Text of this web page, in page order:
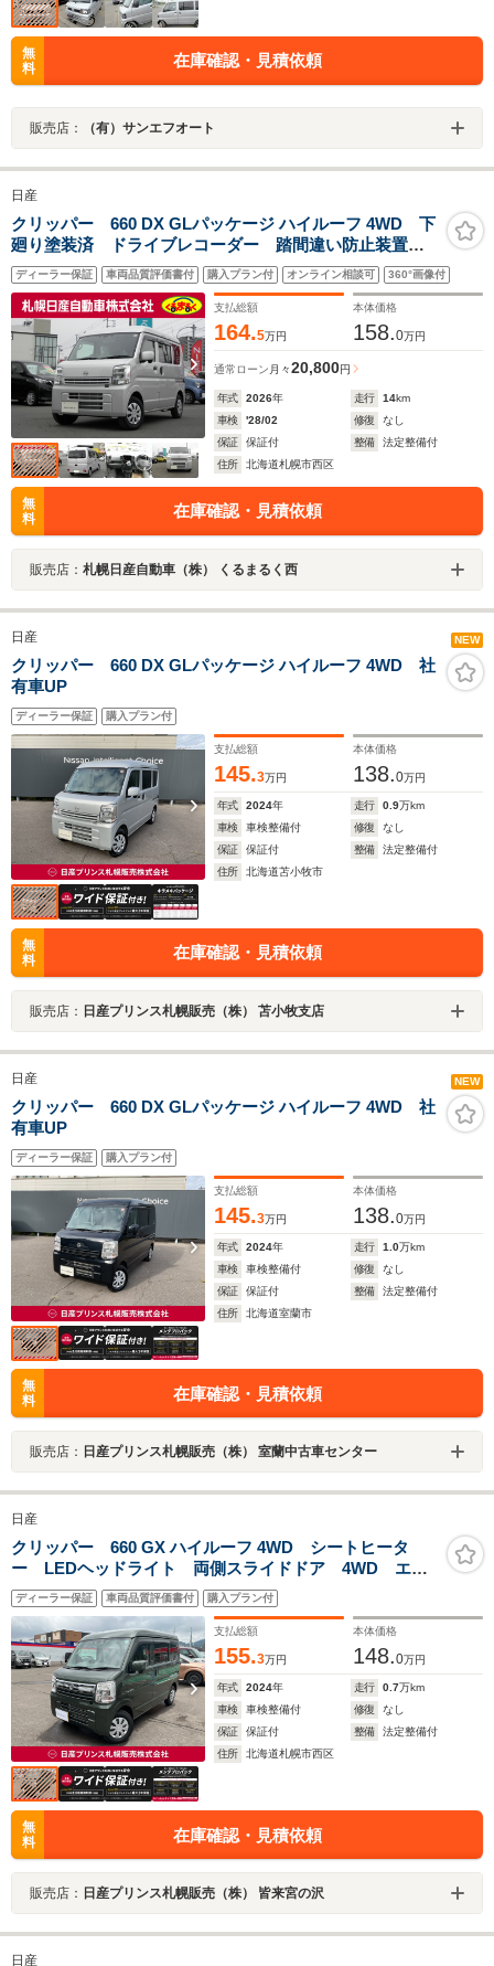
無
料
在庫確認・見積依頼
販売店： （有）サンエフオート
日産
クリッパー 660 DX GLパッケージ ハイルーフ 4WD 下
廻り塗装済 ドライブレコーダー 踏間違い防止装置
LEDライト 前後社外ドラレコ
ディーラー保証 車両品質評価書付 購入プラン付 オンライン相談可 360°画像付
支払総額
164.5万円
本体価格
158.0万円
通常ローン 月々20,800円
年式 2026年 走行 14km
車検
'28/02 修復
なし
保証
保証付 整備
法定整備付
住所
北海道札幌市西区
無
料
在庫確認・見積依頼
販売店： 札幌日産自動車（株） くるまるく西
日産 NEW
クリッパー 660 DX GLパッケージ ハイルーフ 4WD 社
有車UP
ディーラー保証 購入プラン付
支払総額
145.3万円
本体価格
138.0万円
年式 2024年 走行 0.9万km
車検
車検整備付 修復
なし
保証
保証付 整備
法定整備付
住所
北海道苫小牧市
無
料
在庫確認・見積依頼
販売店： 日産プリンス札幌販売（株） 苫小牧支店
日産 NEW
クリッパー 660 DX GLパッケージ ハイルーフ 4WD 社
有車UP
ディーラー保証 購入プラン付
支払総額
145.3万円
本体価格
138.0万円
年式 2024年 走行 1.0万km
車検
車検整備付 修復
なし
保証
保証付 整備
法定整備付
住所
北海道室蘭市
無
料
在庫確認・見積依頼
販売店： 日産プリンス札幌販売（株） 室蘭中古車センター
日産
クリッパー 660 GX ハイルーフ 4WD シートヒータ
ー LEDヘッドライト 両側スライドドア 4WD エマ
ージェンシーブレーキ マニュアルエアコン アイドリ
ングストップ Bluetooth 純正ナビゲーション
ディーラー保証 車両品質評価書付 購入プラン付
支払総額
155.3万円
本体価格
148.0万円
年式 2024年 走行 0.7万km
車検
車検整備付 修復
なし
保証
保証付 整備
法定整備付
住所
北海道札幌市西区
無
料
在庫確認・見積依頼
販売店： 日産プリンス札幌販売（株） 皆来宮の沢
日産